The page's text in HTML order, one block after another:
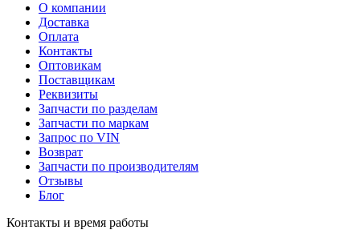
О компании
Доставка
Оплата
Контакты
Оптовикам
Поставщикам
Реквизиты
Запчасти по разделам
Запчасти по маркам
Запрос по VIN
Возврат
Запчасти по производителям
Отзывы
Блог
Контакты и время работы